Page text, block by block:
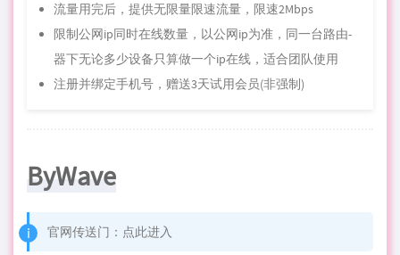
流量用完后，提供无限量限速流量，限速2Mbps
限制公网ip同时在线数量，以公网ip为准，同一台路由-
器下无论多少设备只算做一个ip在线，适合团队使用
注册并绑定手机号，赠送3天试用会员(非强制)
ByWave
官网传送门： 点此进入